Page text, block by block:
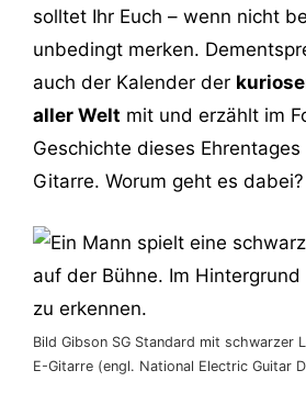
solltet Ihr Euch – wenn nicht
unbedingt merken.
auch der Kalender der
aller Welt mit und erzählt im
Geschichte dieses
Gitarre. Worum geht es dabei?
Bild Gibson SG Standard mit schwarzer
E-Gitarre (engl. National Electric Guitar